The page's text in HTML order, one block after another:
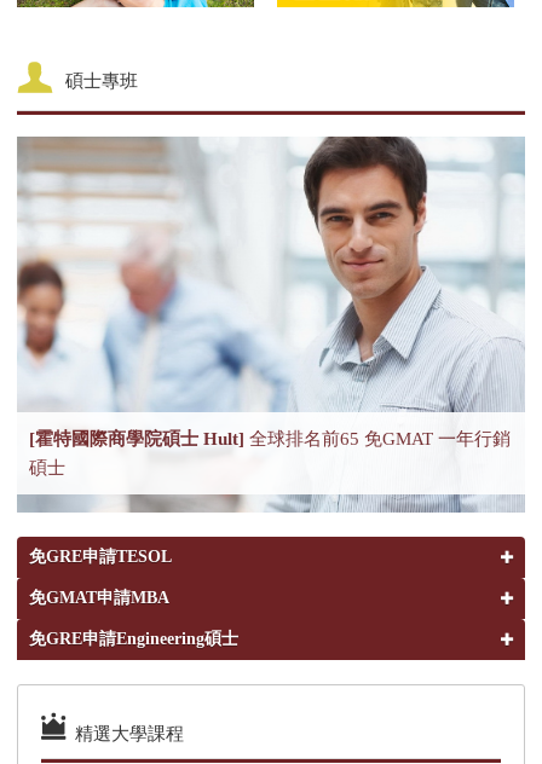
碩士專班
[霍特國際商學院碩士 Hult] 全球排名前65 免GMAT 一年行銷
碩士
[德州阿靈頓大學MBA ]18個月免托福 免GMAT
免GRE申請TESOL
免GMAT申請MBA
免GRE申請Engineering碩士
精選大學課程